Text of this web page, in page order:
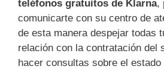
teléfonos gratuitos de Klarna,
comunicarte con su centro de
de esta manera despejar todas
relación con la contratación del
hacer consultas sobre el